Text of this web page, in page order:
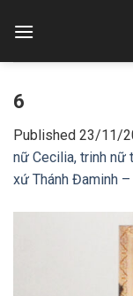
6
Published 23/11/
nữ Cecilia, trinh nữ
xứ Thánh Đaminh